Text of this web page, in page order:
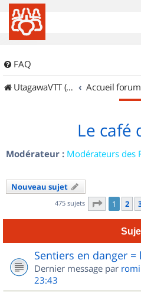
FAQ
UtagawaVTT (Randos VTT et VTTAE avec traces GPS)
Accueil forum
Le café
Modérateur : Modérateurs des
Nouveau sujet
475 sujets Page 1
1 2
Sentiers en danger =
Dernier message par
23:43